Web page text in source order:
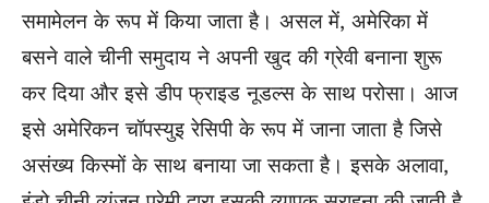
समामेलन के रूप में किया जाता है। असल में, अमेरिका में
बसने वाले चीनी समुदाय ने अपनी खुद की ग्रेवी बनाना शुरू
कर दिया और इसे डीप फ्राइड नूडल्स के साथ परोसा। आज
इसे अमेरिकन चॉपस्युइ रेसिपी के रूप में जाना जाता है जिसे
असंख्य किस्मों के साथ बनाया जा सकता है। इसके अलावा,